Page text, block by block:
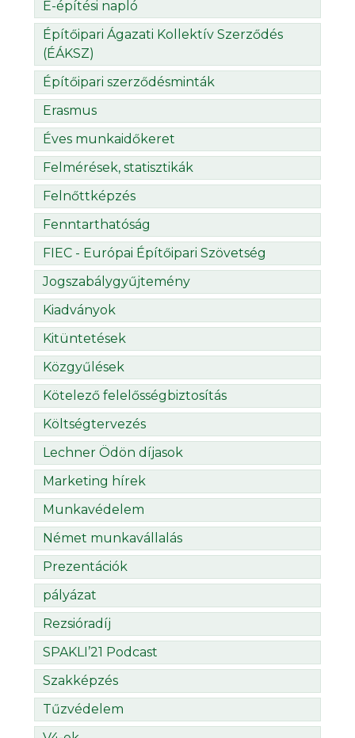
E-építési napló
Építőipari Ágazati Kollektív Szerződés
(ÉÁKSZ)
Építőipari szerződésminták
Erasmus
Éves munkaidőkeret
Felmérések, statisztikák
Felnőttképzés
Fenntarthatóság
FIEC - Európai Építőipari Szövetség
Jogszabálygyűjtemény
Kiadványok
Kitüntetések
Közgyűlések
Kötelező felelősségbiztosítás
Költségtervezés
Lechner Ödön díjasok
Marketing hírek
Munkavédelem
Német munkavállalás
Prezentációk
pályázat
Rezsióradíj
SPAKLI’21 Podcast
Szakképzés
Tűzvédelem